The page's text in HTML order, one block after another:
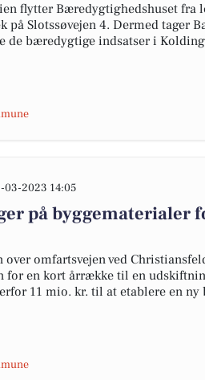
flytter Bæredygtighedshuset fra
på Slotssøvejen 4. Dermed tager
de bæredygtige indsatser i
03-2023 14:05
på byggematerialer
over omfartsvejen ved
for en kort årrække til en
11 mio. kr. til at etablere en ny